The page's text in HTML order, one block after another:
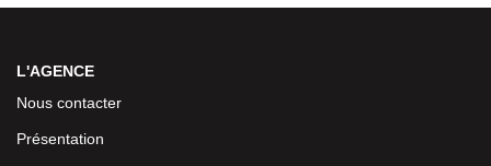
L'AGENCE
Nous contacter
Présentation